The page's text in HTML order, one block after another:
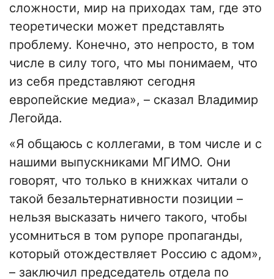
сложности, мир на приходах там, где это
теоретически может представлять
проблему. Конечно, это непросто, в том
числе в силу того, что мы понимаем, что
из себя представляют сегодня
европейские медиа», – сказал Владимир
Легойда.
«Я общаюсь с коллегами, в том числе и с
нашими выпускниками МГИМО. Они
говорят, что только в книжках читали о
такой безальтернативности позиции –
нельзя высказать ничего такого, чтобы
усомниться в том рупоре пропаганды,
который отождествляет Россию с адом»,
– заключил председатель отдела по